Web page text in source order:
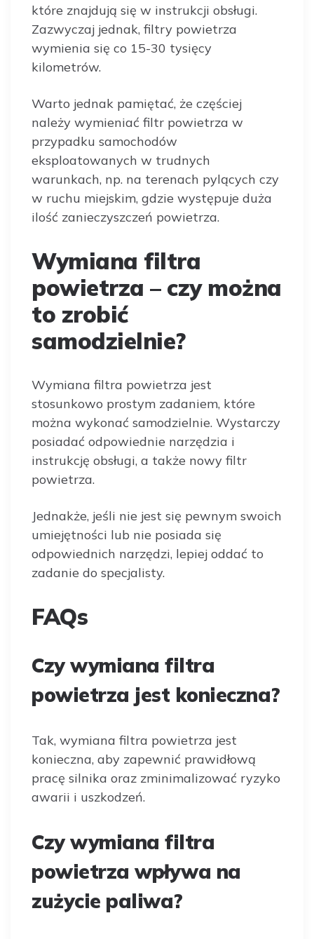
które znajdują się w instrukcji obsługi.
Zazwyczaj jednak, filtry powietrza
wymienia się co 15-30 tysięcy
kilometrów.
Warto jednak pamiętać, że częściej
należy wymieniać filtr powietrza w
przypadku samochodów
eksploatowanych w trudnych
warunkach, np. na terenach pylących czy
w ruchu miejskim, gdzie występuje duża
ilość zanieczyszczeń powietrza.
Wymiana filtra
powietrza – czy można
to zrobić
samodzielnie?
Wymiana filtra powietrza jest
stosunkowo prostym zadaniem, które
można wykonać samodzielnie. Wystarczy
posiadać odpowiednie narzędzia i
instrukcję obsługi, a także nowy filtr
powietrza.
Jednakże, jeśli nie jest się pewnym swoich
umiejętności lub nie posiada się
odpowiednich narzędzi, lepiej oddać to
zadanie do specjalisty.
FAQs
Czy wymiana filtra
powietrza jest konieczna?
Tak, wymiana filtra powietrza jest
konieczna, aby zapewnić prawidłową
pracę silnika oraz zminimalizować ryzyko
awarii i uszkodzeń.
Czy wymiana filtra
powietrza wpływa na
zużycie paliwa?